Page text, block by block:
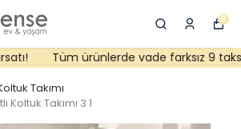
0
Tüm ürünlerde vade farksız 9 taksit
Takımı
Koltuk Takımı 3 1